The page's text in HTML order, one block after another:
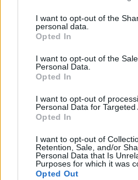
not limited to your visit or usage
grant or deny consent to
use your data for below
consent section.
I want to opt-out of the
personal data.
Opted In
I want to opt-out of the
Personal Data.
Opted In
I want to opt-out of
Personal Data for Targeted
Opted In
I want to opt-out of
Retention, Sale, and/or
Personal Data that Is
Purposes for which it was
Opted Out